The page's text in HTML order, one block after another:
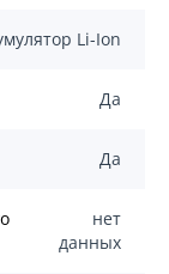
Li-Ion
Да
Да
нет
данных